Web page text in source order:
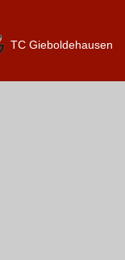
TC Gieboldehausen